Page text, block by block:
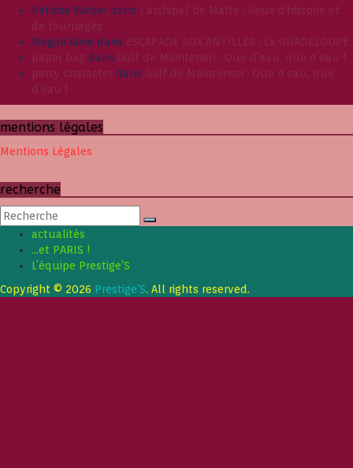
Patricia Weberdans L’archipel de Malte : lieux d’histoire et
de tournages
Magali Aime dans ESCAPADE AUX ANTILLES : La GUADELOUPE
paper bag dans Golf de Maintenon : Que d’eau, que d’eau !
party character dans Golf de Maintenon : Que d’eau, que
d’eau !
mentions légales
Mentions Légales
recherche
actualités
…et PARIS !
L’équipe Prestige’S
Copyright © 2026 Prestige'S. All rights reserved.